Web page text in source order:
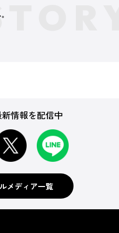
情報を配信中
メディア一覧